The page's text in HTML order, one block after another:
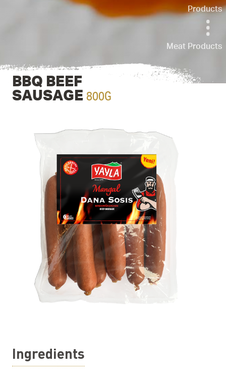
Products
Meat Products
BBQ BEEF
SAUSAGE 800G
Ingredients